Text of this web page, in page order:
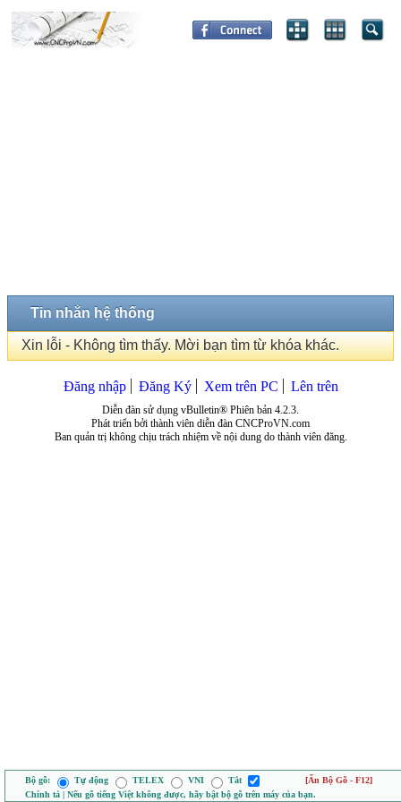
Tin nhắn hệ thống
Xin lỗi - Không tìm thấy. Mời bạn tìm từ khóa khác.
Đăng nhập Đăng Ký Xem trên PC Lên trên
Diễn đàn sử dụng vBulletin® Phiên bản 4.2.3.
Phát triển bởi thành viên diễn đàn CNCProVN.com
Ban quản trị không chịu trách nhiệm về nội dung do thành viên đăng.
Bộ gõ: Tự động TELEX VNI Tắt
[Ẩn Bộ Gõ - F12]
Chính tả | Nếu gõ tiếng Việt không được, hãy bật bộ gõ trên máy của bạn.